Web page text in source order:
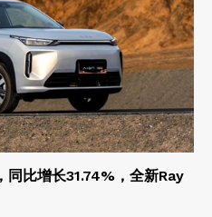
比增长31.74%，全新Ray